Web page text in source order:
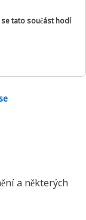
tato součást hodí
a některých